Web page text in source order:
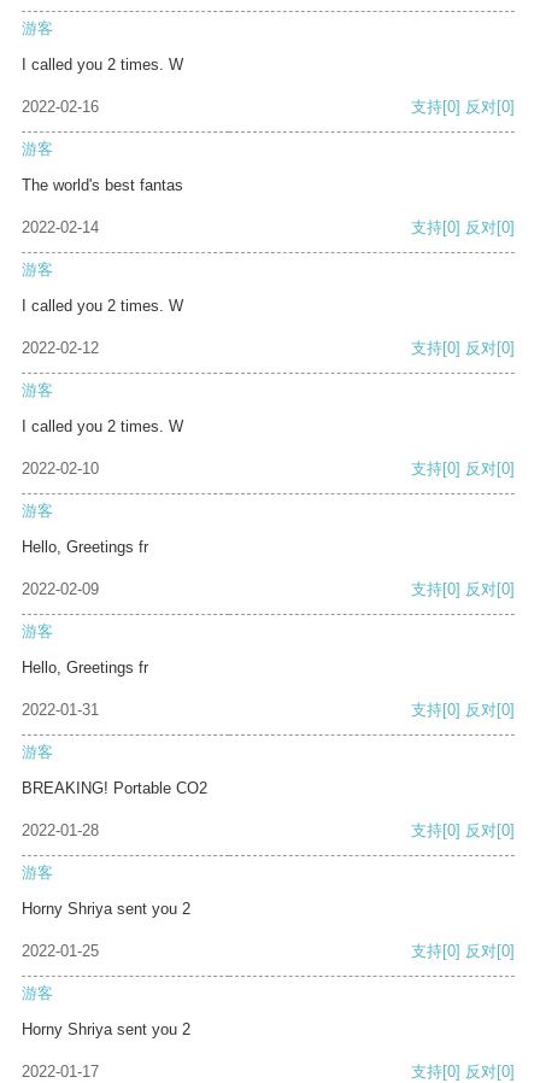
游客
I called you 2 times. W
2022-02-16 支持[0] 反对[0]
游客
The world's best fantas
2022-02-14 支持[0] 反对[0]
游客
I called you 2 times. W
2022-02-12 支持[0] 反对[0]
游客
I called you 2 times. W
2022-02-10 支持[0] 反对[0]
游客
Hello, Greetings fr
2022-02-09 支持[0] 反对[0]
游客
Hello, Greetings fr
2022-01-31 支持[0] 反对[0]
游客
BREAKING! Portable CO2
2022-01-28 支持[0] 反对[0]
游客
Horny Shriya sent you 2
2022-01-25 支持[0] 反对[0]
游客
Horny Shriya sent you 2
2022-01-17 支持[0] 反对[0]